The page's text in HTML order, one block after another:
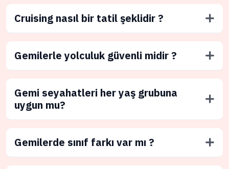
Cruising nasıl bir tatil şeklidir ?
Gemilerle yolculuk güvenli midir ?
Gemi seyahatleri her yaş grubuna
uygun mu?
Gemilerde sınıf farkı var mı ?